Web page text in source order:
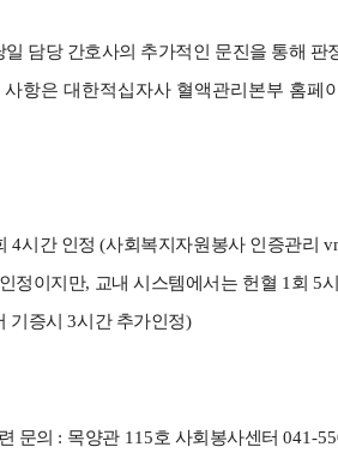
담당 간호사의 추가적인 문진을 통해 판
항은 대한적십자사 혈액관리본부 홈페
4시간 인정(사회복지자원봉사 인증관리
정이지만, 교내 시스템에서는 헌혈 1회 5
기증시3시간 추가인정)
문의 : 목양관 115호 사회봉사센터041-